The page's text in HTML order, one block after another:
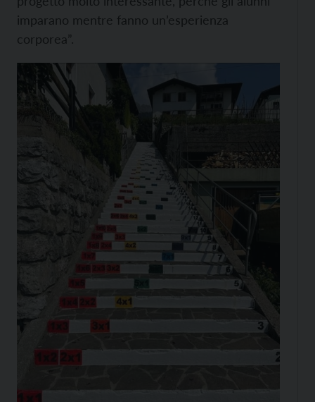
imparano mentre fanno un’esperienza
corporea”.